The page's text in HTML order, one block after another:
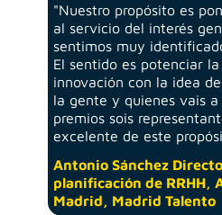
"Nuestro propósito es
al servicio del interés
sentimos muy
El sentido es potenciar
innovación con la idea
la gente y quienes vais
premios sois
excelente de este
Antonio Sánchez
planificación de RRHH,
Madrid, Madrid Talento